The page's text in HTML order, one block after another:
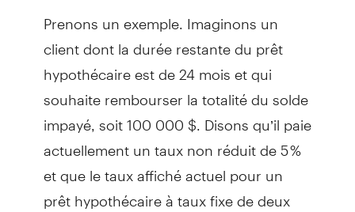
Prenons un exemple. Imaginons un
client dont la durée restante du prêt
hypothécaire est de 24 mois et qui
souhaite rembourser la totalité du solde
impayé, soit 100 000 $. Disons qu’il paie
actuellement un taux non réduit de 5 %
et que le taux affiché actuel pour un
prêt hypothécaire à taux fixe de deux